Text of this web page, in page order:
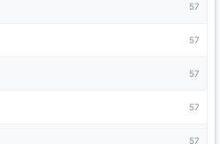
57
57
57
57
57